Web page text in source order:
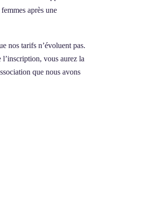
après une
nos tarifs n’évoluent pas.
vous aurez la
que nous avons